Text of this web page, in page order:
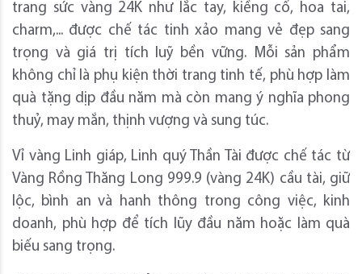
trang sức vàng 24K như lắc tay, kiềng cổ, hoa tai,
charm,... được chế tác tinh xảo mang vẻ đẹp sang
trọng và giá trị tích luỹ bền vững. Mỗi sản phẩm
không chỉ là phụ kiện thời trang tinh tế, phù hợp làm
quà tặng dịp đầu năm mà còn mang ý nghĩa phong
thuỷ, may mắn, thịnh vượng và sung túc.
Vỉ vàng Linh giáp, Linh quý Thần Tài được chế tác từ
Vàng Rồng Thăng Long 999.9 (vàng 24K) cầu tài, giữ
lộc, bình an và hanh thông trong công việc, kinh
doanh, phù hợp để tích lũy đầu năm hoặc làm quà
biếu sang trọng.